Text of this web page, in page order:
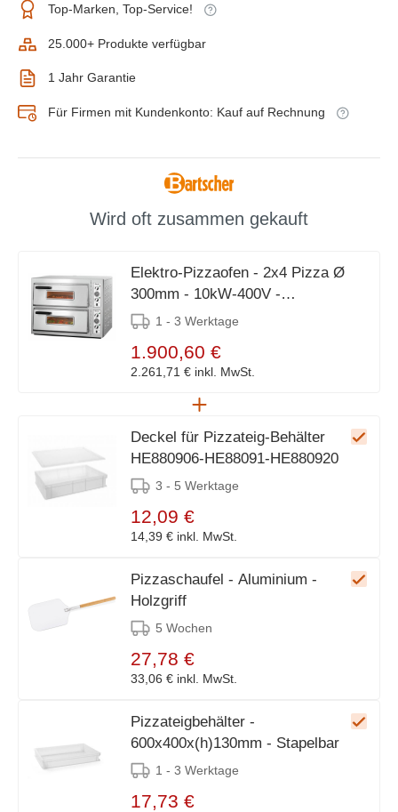
Top-Marken, Top-Service!
25.000+ Produkte verfügbar
1 Jahr Garantie
Für Firmen mit Kundenkonto: Kauf auf Rechnung
Wird oft zusammen gekauft
Elektro-Pizzaofen - 2x4 Pizza Ø
300mm - 10kW-400V -
930x835x(h)730mm
1 - 3 Werktage
1.900,60 €
2.261,71 € inkl. MwSt.
Deckel für Pizzateig-Behälter
HE880906-HE88091-HE880920
3 - 5 Werktage
12,09 €
14,39 € inkl. MwSt.
Pizzaschaufel - Aluminium -
Holzgriff
5 Wochen
27,78 €
33,06 € inkl. MwSt.
Pizzateigbehälter -
600x400x(h)130mm - Stapelbar
1 - 3 Werktage
17,73 €